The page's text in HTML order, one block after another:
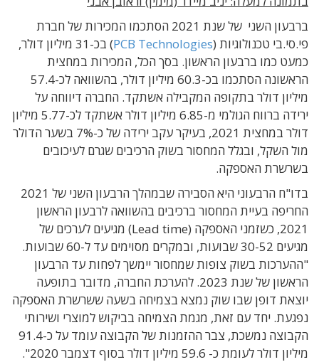
ברבעון השני של שנת 2021 הסתכמו המכירות של חברת
פי.סי.בי טכנולוגיות (PCB Technologies
) בכ-31 מיליון דולר,
כמעט כמו ברבעון הראשון. בסך הכל, המכירות במחצית
הראשונה הסתכמו בכ-60.3 מיליון דולר, בהשוואה לכ-57.4
מיליון דולר בתקופה המקבילה אשתקד. החברה דיווחה על
ירידה ברווח הגולמי מ-6.85 מיליון דולר אשתקד לכ-5.77 מיליון
דולר במחצית 2021, בעיקר עקב ירידה של כ-7% בשער הדולר
מול השקל, ובגלל המחסור בשוק הרכיבים שגרם לעיכובים
בשרשרת האספקה.
בדו"ח הרבעוני היא הסבירה שבמהלך הרבעון השני של 2021
החריפה בעיית המחסור ברכיבים בהשוואה לרבעון הראשון
2021, כשזמני האספקה (Lead time) מגיעים לערכים של
מגיעים 30-52 שבועות, ובמקרים מסוימים עד ל-60 שבועות.
"ההערכות בשוק צופות שמחסור יימשך לפחות עד הרבעון
הראשון של שנת 2023. להערכת החברה, מדובר בתופעה
יוצאת דופן שבו שוק נמצא בצמיחה בשעה ששרשרת האספקה
נפגעת. יחד עם זאת, מגמת הצמיחה בביקוש למוצרי ושירותי
הקבוצה נמשכת, צבר ההזמנות של הקבוצה עומד על כ-91.4
מיליון דולר לעומת כ- 59.6 מיליון דולר בסוף דצמבר 2020".